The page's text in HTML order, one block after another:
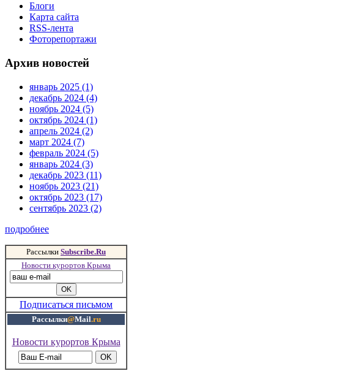
Блоги
Карта сайта
RSS-лента
Фоторепортажи
Архив новостей
январь 2025 (1)
декабрь 2024 (4)
ноябрь 2024 (5)
октябрь 2024 (1)
апрель 2024 (2)
март 2024 (7)
февраль 2024 (5)
январь 2024 (3)
декабрь 2023 (11)
ноябрь 2023 (21)
октябрь 2023 (17)
сентябрь 2023 (2)
подробнее
Рассылки Subscribe.Ru
Новости курортов Крыма
Подписаться письмом
Рассылки@Mail.ru
Новости курортов Крыма